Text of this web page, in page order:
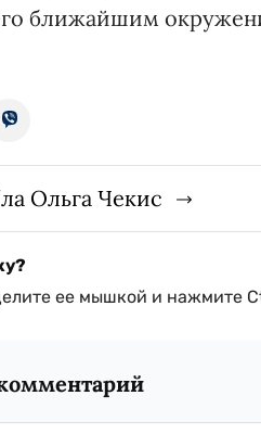
ближайшим
Ольга Чекис
ее мышкой и нажмите